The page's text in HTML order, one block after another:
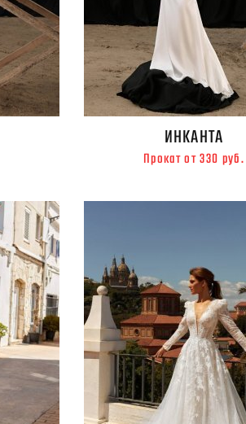
ИНКАНТА
Прокат от 330 руб.